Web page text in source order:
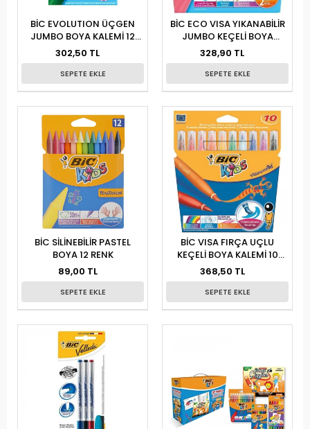
BİC EVOLUTION ÜÇGEN
JUMBO BOYA KALEMİ 12
RENK
302,50 TL
SEPETE EKLE
BİC ECO VISA YIKANABİLİR
JUMBO KEÇELİ BOYA
KALEMİ 12 RENK
328,90 TL
SEPETE EKLE
BİC SİLİNEBİLİR PASTEL
BOYA 12 RENK
89,00 TL
SEPETE EKLE
BİC VISA FIRÇA UÇLU
KEÇELİ BOYA KALEMİ 10
RENK
368,50 TL
SEPETE EKLE